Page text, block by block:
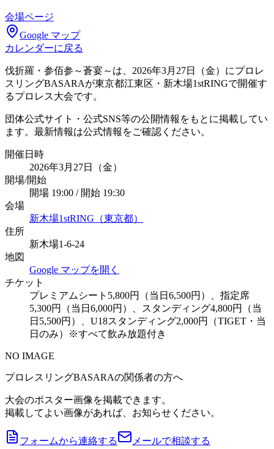
会場ページ
Google マップ
カレンダーに戻る
伐折羅・参佰参～蒼宴～は、2026年3月27日（金）にプロレ
スリングBASARAが東京都江東区・新木場1stRINGで開催す
るプロレス大会です。
団体公式サイト・公式SNS等の公開情報をもとに掲載してい
ます。最新情報は公式情報をご確認ください。
開催日時
2026年3月27日（金）
開場/開始
開場 19:00 / 開始 19:30
会場
新木場1stRING（東京都）
住所
新木場1-6-24
地図
Google マップを開く
チケット
プレミアムシート5,800円（当日6,500円）、指定席
5,300円（当日6,000円）、スタンディング4,800円（当
日5,500円）、U18スタンディング2,000円（TIGET・当
日のみ）※すべて飲み放題付き
NO IMAGE
プロレスリングBASARAの関係者の方へ
大会のポスター画像を掲載できます。
掲載してよい画像があれば、お知らせください。
フォームから連絡する メールで相談する